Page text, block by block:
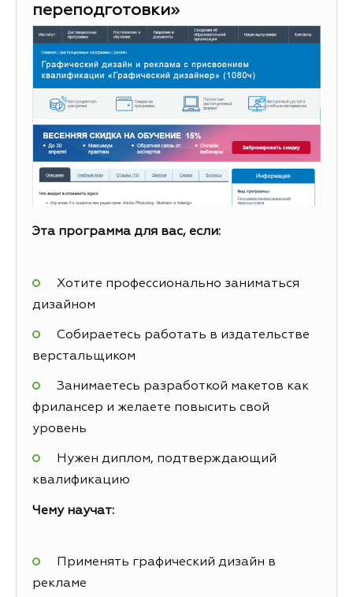
переподготовки»
Эта программа для вас, если:
Хотите профессионально заниматься
дизайном
Собираетесь работать в издательстве
верстальщиком
Занимаетесь разработкой макетов как
фрилансер и желаете повысить свой
уровень
Нужен диплом, подтверждающий
квалификацию
Чему научат:
Применять графический дизайн в
рекламе